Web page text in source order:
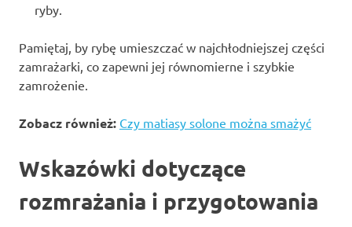
ryby.
Pamiętaj, by rybę umieszczać w najchłodniejszej części
zamrażarki, co zapewni jej równomierne i szybkie
zamrożenie.
Zobacz również: Czy matiasy solone można smażyć
Wskazówki dotyczące
rozmrażania i przygotowania